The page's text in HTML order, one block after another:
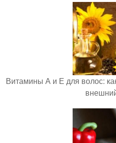
Витамины А и Е для волос: